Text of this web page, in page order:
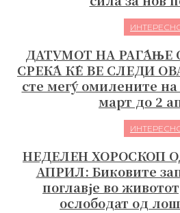
ДАТУМОТ НА РАЃАЊЕ
СРЕЌА ЌЕ ВЕ СЛЕДИ
сте меѓу омилените
март до 2
НЕДЕЛЕН ХОРОСКОП
АПРИЛ: Биковите
поглавје во
ослободат од